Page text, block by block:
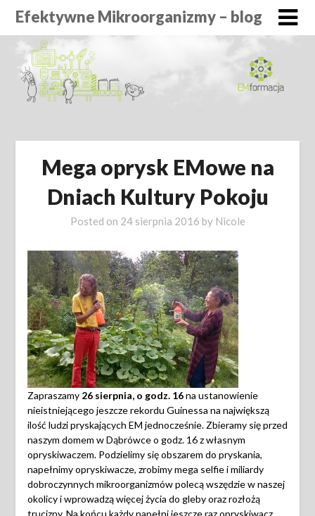
Efektywne Mikroorganizmy – blog
Mega oprysk EMowe na
Dniach Kultury Pokoju
Posted on 24 sierpnia 2016 by Nicole
Zapraszamy 26 sierpnia, o godz. 16na ustanowienie
nieistniejącego jeszcze rekordu Guinessa na największą
ilość ludzi pryskających EM jednocześnie. Zbieramy się przed
naszym domem w Dąbrówce o godz. 16 z własnym
opryskiwaczem. Podzielimy się obszarem do pryskania,
napełnimy opryskiwacze, zrobimy mega selfie i miliardy
dobroczynnych mikroorganizmów polecą wszędzie w naszej
okolicy i wprowadzą więcej życia do gleby oraz rozłożą